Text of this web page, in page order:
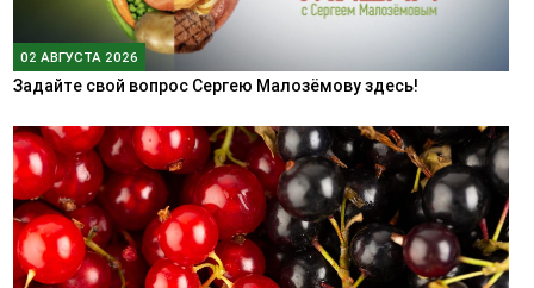
02 АВГУСТА 2026
Задайте свой вопрос Сергею Малозёмову здесь!